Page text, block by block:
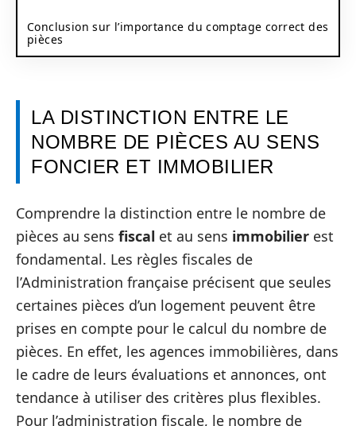
Conclusion sur l’importance du comptage correct des
pièces
LA DISTINCTION ENTRE LE
NOMBRE DE PIÈCES AU SENS
FONCIER ET IMMOBILIER
Comprendre la distinction entre le nombre de
pièces au sens fiscal et au sens immobilier est
fondamental. Les règles fiscales de
l’Administration française précisent que seules
certaines pièces d’un logement peuvent être
prises en compte pour le calcul du nombre de
pièces. En effet, les agences immobilières, dans
le cadre de leurs évaluations et annonces, ont
tendance à utiliser des critères plus flexibles.
Pour l’administration fiscale, le nombre de